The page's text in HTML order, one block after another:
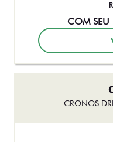
COM SEU
CRONOS